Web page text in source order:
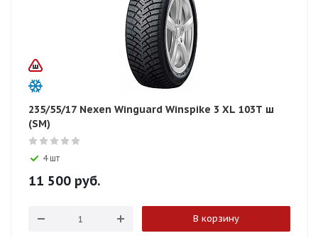
235/55/17 Nexen Winguard Winspike 3 XL 103T ш
(SM)
4 шт
11 500 руб.
В корзину